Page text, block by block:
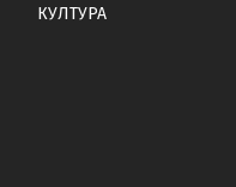
КУЛТУРА